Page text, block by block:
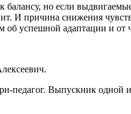
но если
И причина снижения
об успешной адаптации и от
педагог. Выпускник одной